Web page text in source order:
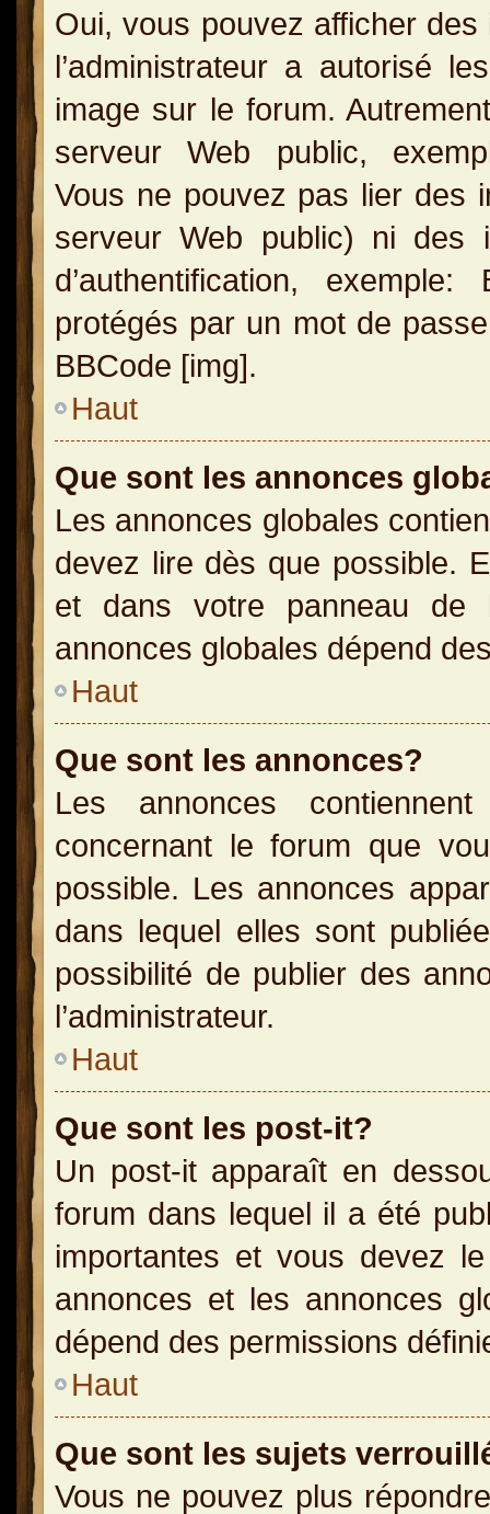
Oui, vous pouvez afficher
l’administrateur a autorisé
image sur le forum.
serveur Web public,
Vous ne pouvez pas lier des
serveur Web public) ni des
d’authentification,
protégés par un mot de
BBCode [img].
Haut
Que sont les annonces
Les annonces globales
devez lire dès que possible.
et dans votre panneau de
annonces globales dépend
Haut
Que sont les annonces?
Les annonces
concernant le forum que
possible. Les annonces
dans lequel elles sont
possibilité de publier des
l’administrateur.
Haut
Que sont les post-it?
Un post-it apparaît en
forum dans lequel il a été
importantes et vous devez
annonces et les annonces
dépend des permissions
Haut
Que sont les sujets
Vous ne pouvez plus